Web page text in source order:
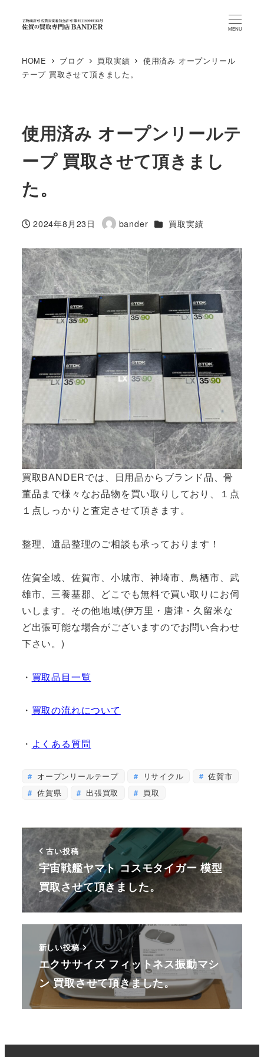
MENU
HOME ブログ 買取実績
使用済み オープンリール
テープ 買取させて頂きました。
使用済み オープンリールテ
ープ 買取させて頂きまし
た。
投稿日
2024年8月23日
著
bander カテゴリー
買取実績
買取BANDERでは、日用品からブランド品、骨
董品まで様々なお品物を買い取りしており、１点
１点しっかりと査定させて頂きます。
整理、遺品整理のご相談も承っております！
佐賀全域、佐賀市、小城市、神埼市、鳥栖市、武
雄市、三養基郡、どこでも無料で買い取りにお伺
いします。その他地域(伊万里・唐津・久留米な
ど出張可能な場合がございますのでお問い合わせ
下さい。)
・ 買取品目一覧
・ 買取の流れについて
・ よくある質問
オープンリールテープ リサイクル
佐賀市
佐賀県
出張買取 買取
古い投稿
宇宙戦艦ヤマト コスモタイガー 模型
買取させて頂きました。
新しい投稿
エクササイズ フィットネス振動マシ
ン 買取させて頂きました。